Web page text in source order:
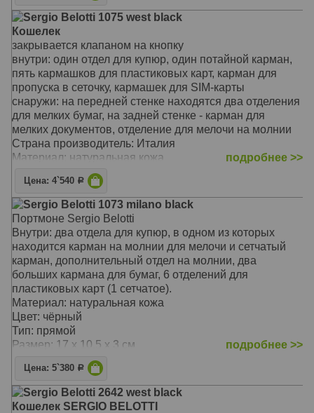
Sergio Belotti 1075 west black
Кошелек
закрывается клапаном на кнопку
внутри: один отдел для купюр, один потайной карман,
пять кармашков для пластиковых карт, карман для
пропуска в сеточку, кармашек для SIM-карты
снаружи: на передней стенке находятся два отделения
для мелких бумаг, на задней стенке - карман для
мелких документов, отделение для мелочи на молнии
Страна производитель: Италия
Материал: натуральная кожа
Тип: прямой
Размер: 17.5 x 9 x 1.5 см
подробнее >>
Цена: 4`540 Р
Sergio Belotti 1073 milano black
Портмоне Sergio Belotti
Внутри: два отдела для купюр, в одном из которых
находится карман на молнии для мелочи и сетчатый
карман, дополнительный отдел на молнии, два
больших кармана для бумаг, 6 отделений для
пластиковых карт (1 сетчатое).
Материал: натуральная кожа
Цвет: чёрный
Тип: прямой
Размер: 17 x 10.5 x 3 см
подробнее >>
Цена: 5`380 Р
Sergio Belotti 2642 west black
Кошелек SERGIO BELOTTI